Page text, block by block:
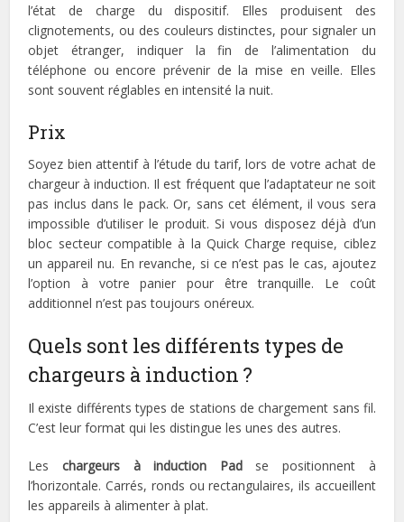
l’état de charge du dispositif. Elles produisent des
clignotements, ou des couleurs distinctes, pour signaler un
objet étranger, indiquer la fin de l’alimentation du
téléphone ou encore prévenir de la mise en veille. Elles
sont souvent réglables en intensité la nuit.
Prix
Soyez bien attentif à l’étude du tarif, lors de votre achat de
chargeur à induction. Il est fréquent que l’adaptateur ne soit
pas inclus dans le pack. Or, sans cet élément, il vous sera
impossible d’utiliser le produit. Si vous disposez déjà d’un
bloc secteur compatible à la Quick Charge requise, ciblez
un appareil nu. En revanche, si ce n’est pas le cas, ajoutez
l’option à votre panier pour être tranquille. Le coût
additionnel n’est pas toujours onéreux.
Quels sont les différents types de
chargeurs à induction ?
Il existe différents types de stations de chargement sans fil.
C’est leur format qui les distingue les unes des autres.
Les chargeurs à induction Padse positionnent à
l’horizontale. Carrés, ronds ou rectangulaires, ils accueillent
les appareils à alimenter à plat.